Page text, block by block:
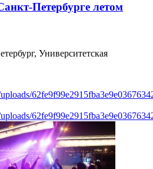
Петербурге летом
Университетская